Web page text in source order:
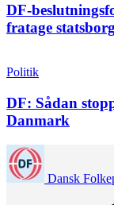
DF-
fratage
Politik
DF: Sådan
Danmark
Dansk